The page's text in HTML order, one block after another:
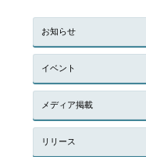
お知らせ
イベント
メディア掲載
リリース